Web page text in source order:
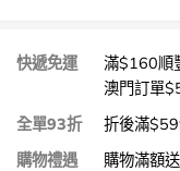
快遞免運
滿$160順
澳門訂單
全單93折
折後滿
購物禮遇
購物滿額